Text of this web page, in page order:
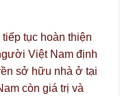
tục hoàn thiện
Việt Nam định
sở hữu nhà ở tại
còn giá trị và